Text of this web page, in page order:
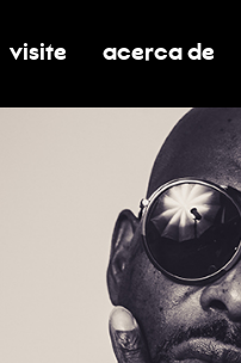
de boletos
alternar submenú de
visite alternar
acerca de